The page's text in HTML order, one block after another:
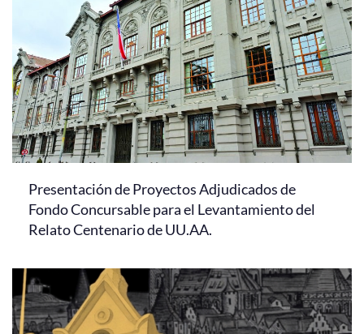
Presentación de Proyectos Adjudicados de
Fondo Concursable para el Levantamiento del
Relato Centenario de UU.AA.